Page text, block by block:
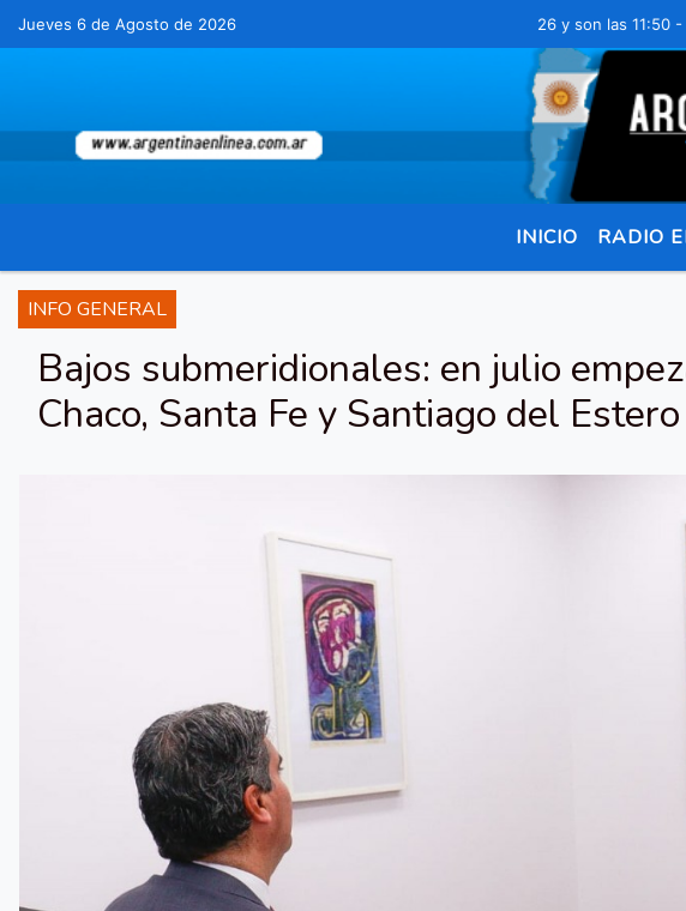
Jueves 6 de Agosto de 2026Hoy es Jueves 6 de Agosto de 2026 y son las 11:50 - Radio
INICIO RADIO
INFO GENERAL
Bajos submeridionales: en julio
Chaco, Santa Fe y Santiago del Estero